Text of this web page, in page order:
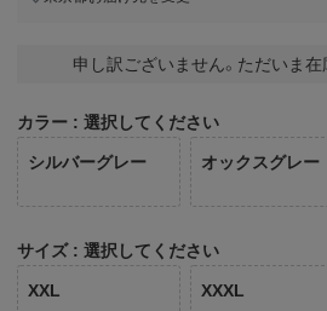
申し訳ございません。ただいま在
カラー 選択してください
シルバーグレー オックスグレー
サイズ 選択してください
XXL XXXL